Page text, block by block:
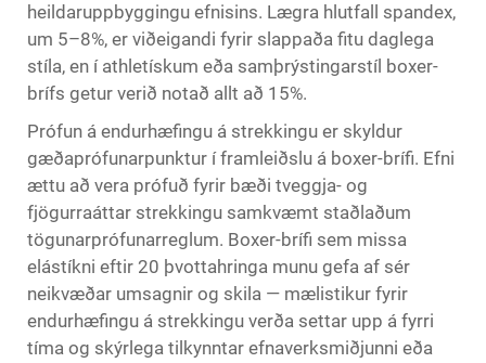
heildaruppbyggingu efnisins. Lægra hlutfall spandex,
um 5–8%, er viðeigandi fyrir slappaða fitu daglega
stíla, en í athletískum eða samþrýstingarstíl boxer-
brífs getur verið notað allt að 15%.
Prófun á endurhæfingu á strekkingu er skyldur
gæðaprófunarpunktur í framleiðslu á boxer-brífi. Efni
ættu að vera prófuð fyrir bæði tveggja- og
fjögurraáttar strekkingu samkvæmt staðlaðum
tögunarprófunarreglum. Boxer-brífi sem missa
elástíkni eftir 20 þvottahringa munu gefa af sér
neikvæðar umsagnir og skila — mælistikur fyrir
endurhæfingu á strekkingu verða settar upp á fyrri
tíma og skýrlega tilkynntar efnaverksmiðjunni eða